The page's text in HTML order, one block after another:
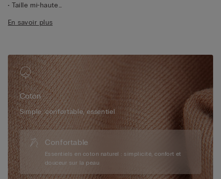
• Taille mi-haute
• Coupe ajustée
En savoir plus
Coton
Simple, confortable, essentiel
Confortable
Essentiels en coton naturel : simplicité, confort et
douceur sur la peau